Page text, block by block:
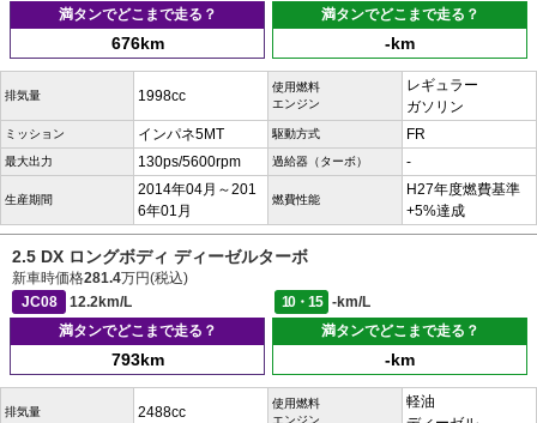
満タンでどこまで走る？
676km
満タンでどこまで走る？
-km
排気量 1998cc
使用燃料
エンジン
レギュラー
ガソリン
ミッション インパネ5MT 駆動方式 FR
最大出力 130ps/5600rpm 過給器（ターボ） -
生産期間
2014年04月～201
6年01月
燃費性能
H27年度燃費基準
+5%達成
2.5 DX ロングボディ ディーゼルターボ
新車時価格281.4万円(税込)
JC08
12.2km/L 10・15
-km/L
満タンでどこまで走る？
793km
満タンでどこまで走る？
-km
排気量 2488cc
使用燃料
エンジン
軽油